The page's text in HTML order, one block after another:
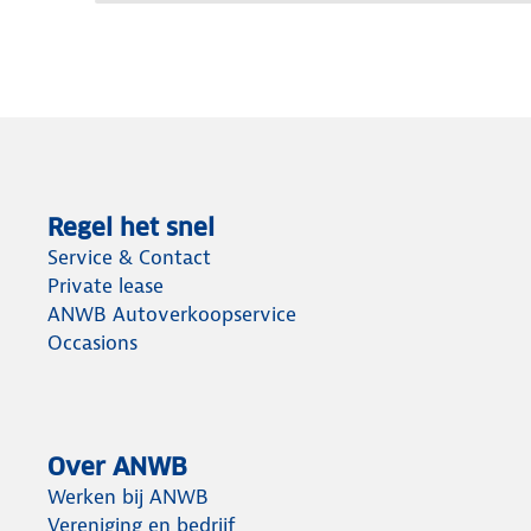
Regel het snel
Service & Contact
Private lease
ANWB Autoverkoopservice
Occasions
Over ANWB
Werken bij ANWB
Vereniging en bedrijf